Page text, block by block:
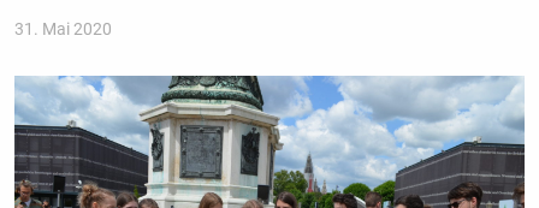
31. Mai 2020